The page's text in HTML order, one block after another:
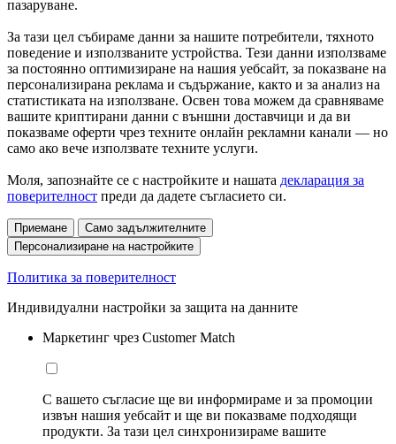
пазаруване.
За тази цел събираме данни за нашите потребители, тяхното
поведение и използваните устройства. Тези данни използваме
за постоянно оптимизиране на нашия уебсайт, за показване на
персонализирана реклама и съдържание, както и за анализ на
статистиката на използване. Освен това можем да сравняваме
вашите криптирани данни с външни доставчици и да ви
показваме оферти чрез техните онлайн рекламни канали — но
само ако вече използвате техните услуги.
Моля, запознайте се с настройките и нашата декларация за
поверителност преди да дадете съгласието си.
Приемане
Само задължителните
Персонализиране на настройките
Политика за поверителност
Индивидуални настройки за защита на данните
Маркетинг чрез Customer Match
С вашето съгласие ще ви информираме и за промоции
извън нашия уебсайт и ще ви показваме подходящи
продукти. За тази цел синхронизираме вашите